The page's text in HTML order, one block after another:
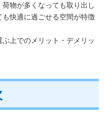
物が多くなっても取り出し
快適に過ごせる空間が特徴
上でのメリット・デメリッ